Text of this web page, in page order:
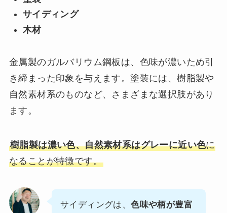
サイディング
木材
金属製のガルバリウム鋼板は、色味が濃いため引
き締まった印象を与えます。塗装には、樹脂製や
自然素材系のものなど、さまざまな選択肢があり
ます。
樹脂製は濃い色、自然素材系はグレーに近い色に
なることが特徴です。
サイディングは、色味や柄が豊富